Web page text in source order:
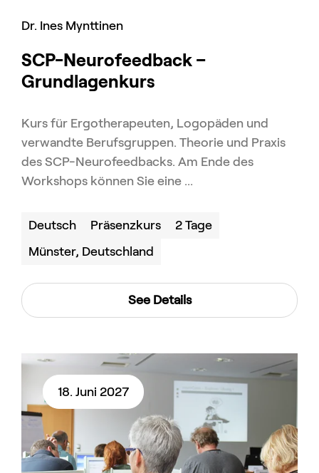
Dr. Ines Mynttinen
SCP-Neurofeedback –
Grundlagenkurs
Kurs für Ergotherapeuten, Logopäden und
verwandte Berufsgruppen. Theorie und Praxis
des SCP-Neurofeedbacks. Am Ende des
Workshops können Sie eine ...
Deutsch
Präsenzkurs
Münster, Deutschland
2 Tage
See Details
18. Juni 2027